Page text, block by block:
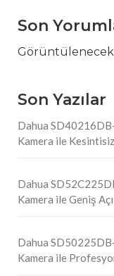
Son
Son Yazılar
Dahua
Kamera ile
Dahua
Kamera ile Geniş
Dahua
Kamera ile